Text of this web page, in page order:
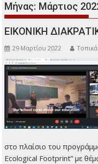
Μήνας: Μάρτιος
ΕΙΚΟΝΙΚΗ
29 Μαρτίου 2022
στο πλαίσιο του
Ecological Footprint” με